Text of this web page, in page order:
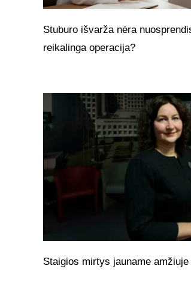
Stuburo išvarža nėra
reikalinga operacija?
Staigios mirtys jauname